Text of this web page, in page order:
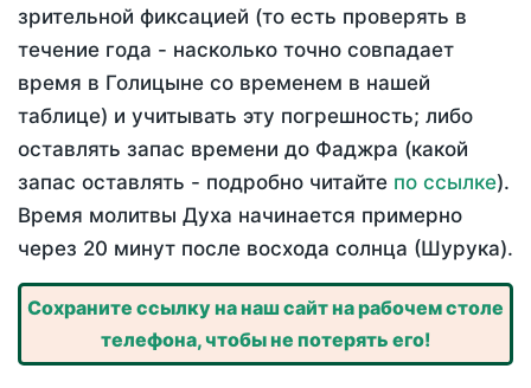
зрительной фиксацией (то есть проверять в
течение года - насколько точно совпадает
время в Голицыне со временем в нашей
таблице) и учитывать эту погрешность; либо
оставлять запас времени до Фаджра (какой
запас оставлять - подробно читайте по ссылке).
Время молитвы Духа начинается примерно
через 20 минут после восхода солнца (Шурука).
Сохраните ссылку на наш сайт на рабочем столе
телефона, чтобы не потерять его!